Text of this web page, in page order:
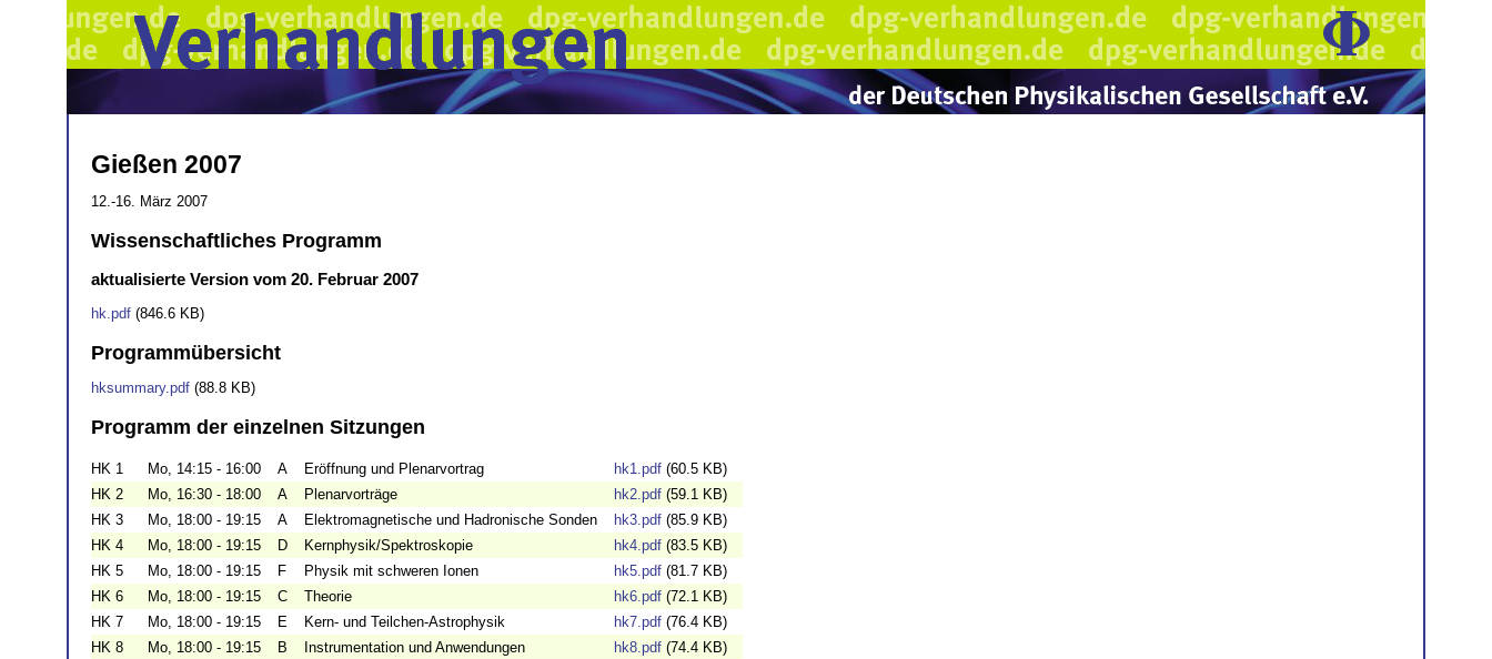
Gießen 2007
12.-16. März 2007
Wissenschaftliches Programm
aktualisierte Version vom 20. Februar 2007
hk.pdf (846.6 KB)
Programmübersicht
hksummary.pdf (88.8 KB)
Programm der einzelnen Sitzungen
HK 1 Mo, 14:15 - 16:00 A Eröffnung und Plenarvortrag hk1.pdf (60.5 KB)
HK 2
Mo, 16:30 - 18:00 A Plenarvorträge hk2.pdf (59.1 KB)
HK 3
Mo, 18:00 - 19:15 A Elektromagnetische und Hadronische Sonden hk3.pdf (85.9 KB)
HK 4
Mo, 18:00 - 19:15 D Kernphysik/Spektroskopie hk4.pdf (83.5 KB)
HK 5
Mo, 18:00 - 19:15 F Physik mit schweren Ionen hk5.pdf (81.7 KB)
HK 6
Mo, 18:00 - 19:15 C Theorie hk6.pdf (72.1 KB)
HK 7
Mo, 18:00 - 19:15 E Kern- und Teilchen-Astrophysik hk7.pdf (76.4 KB)
HK 8
Mo, 18:00 - 19:15 B Instrumentation und Anwendungen hk8.pdf (74.4 KB)